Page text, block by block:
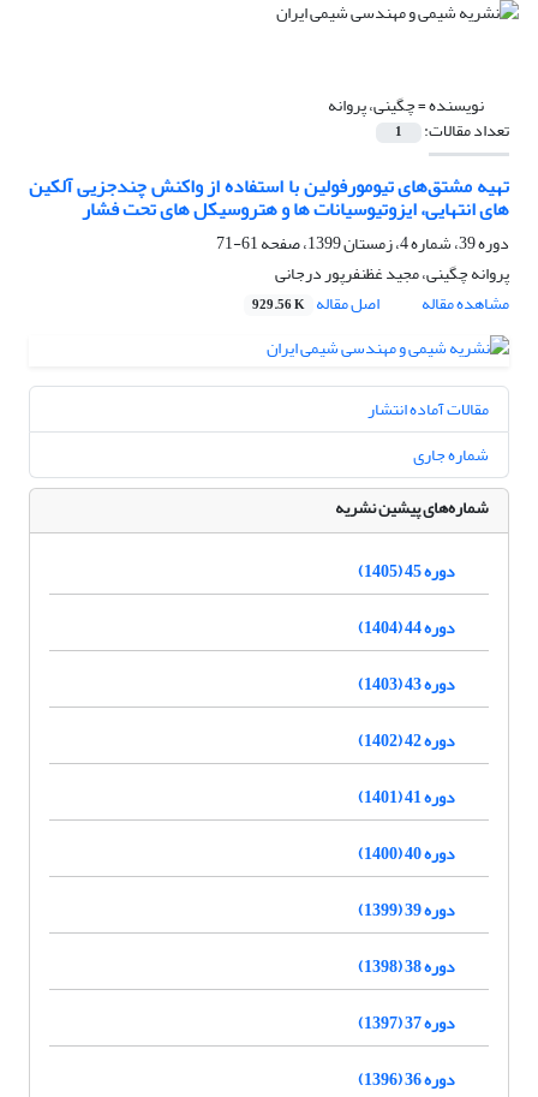
نویسنده =چگینی، پروانه
تعداد مقالات: 1
تهیه مشتق‌های تیومورفولین با استفاده از واکنش چندجزیی آلکین
های انتهایی، ایزوتیوسیانات ها و هتروسیکل های تحت فشار
دوره 39، شماره 4، زمستان 1399، صفحه
61-71
پروانه چگینی، مجید غظنفرپور درجانی
مشاهده مقاله
اصل مقاله 929.56 K
مقالات آماده انتشار
شماره جاری
شماره‌های پیشین نشریه
دوره 45 (1405)
دوره 44 (1404)
دوره 43 (1403)
دوره 42 (1402)
دوره 41 (1401)
دوره 40 (1400)
دوره 39 (1399)
دوره 38 (1398)
دوره 37 (1397)
دوره 36 (1396)